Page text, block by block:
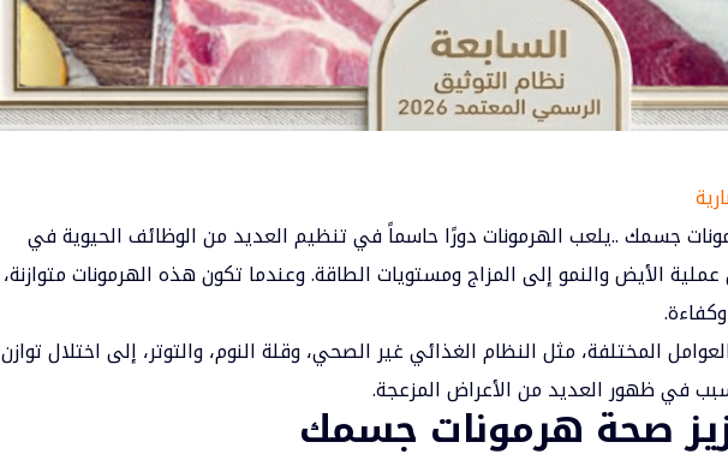
جسمك ..يلعبالهرموناتدورًا حاسماً في تنظيم العديد من الوظائف الحيوية في
الأيض والنمو إلى المزاج ومستويات الطاقة. وعندما تكون هذه الهرمونات متوازنة،
المختلفة، مثل النظام الغذائي غير الصحي، وقلة النوم، والتوتر، إلى اختلال توازن
في ظهور العديد من الأعراض المزعجة.
صحة هرمونات جسمك